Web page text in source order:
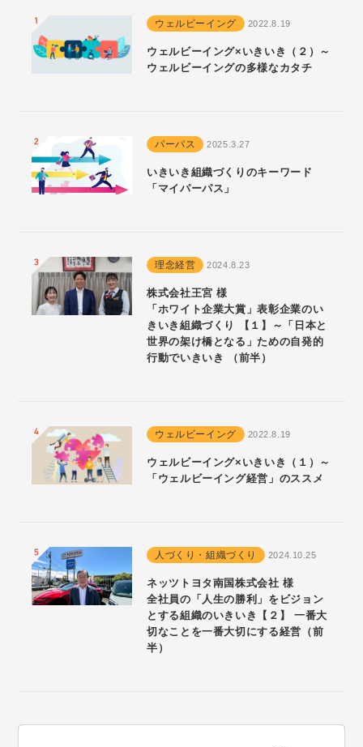
ウェルビーイング 2022.8.19
ウェルビーイング×いきいき（２）～
ウェルビーイングの多様なカタチ
パーパス 2025.3.27
いきいき組織づくりのキーワード
「マイパーパス」
理念経営 2024.8.23
株式会社王宮 様
「ホワイト企業大賞」表彰企業のい
きいき組織づくり 【１】～「日本と
世界の架け橋となる」ための自発的
行動でいきいき （前半）
ウェルビーイング 2022.8.19
ウェルビーイング×いきいき（１）～
「ウェルビーイング経営」のススメ
人づくり・組織づくり 2024.10.25
ネッツトヨタ南国株式会社 様
全社員の「人生の勝利」をビジョン
とする組織のいきいき【２】 一番大
切なことを一番大切にする経営（前
半）